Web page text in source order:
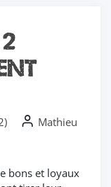
)
Mathieu
bons et loyaux